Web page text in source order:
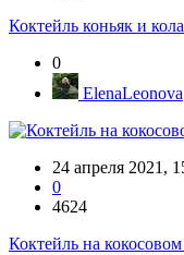
Коктейль коньяк и кола
0
ElenaLeonova
24 апреля 2021,
0
4624
Коктейль на